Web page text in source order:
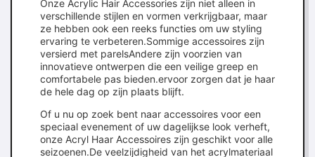
Onze Acrylic Hair Accessories zijn niet alleen in
verschillende stijlen en vormen verkrijgbaar, maar
ze hebben ook een reeks functies om uw styling
ervaring te verbeteren.Sommige accessoires zijn
versierd met parelsAndere zijn voorzien van
innovatieve ontwerpen die een veilige greep en
comfortabele pas bieden.ervoor zorgen dat je haar
de hele dag op zijn plaats blijft.
Of u nu op zoek bent naar accessoires voor een
speciaal evenement of uw dagelijkse look verheft,
onze Acryl Haar Accessoires zijn geschikt voor alle
seizoenen.De veelzijdigheid van het acrylmateriaal